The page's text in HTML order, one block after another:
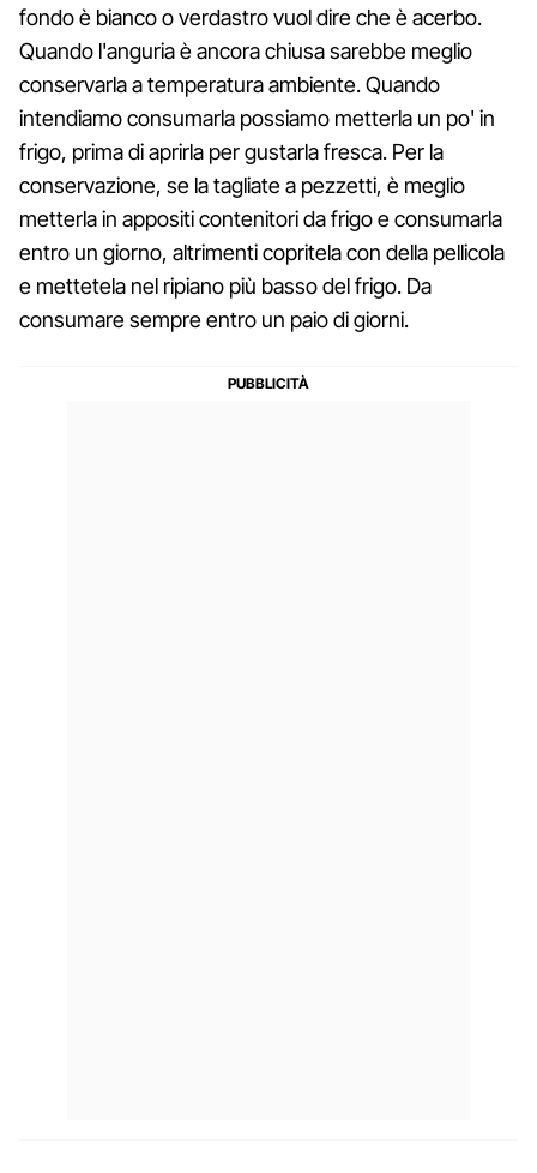
fondo è bianco o verdastro vuol dire che è acerbo.
Quando l'anguria è ancora chiusa sarebbe meglio
conservarla a temperatura ambiente. Quando
intendiamo consumarla possiamo metterla un po' in
frigo, prima di aprirla per gustarla fresca. Per la
conservazione, se la tagliate a pezzetti, è meglio
metterla in appositi contenitori da frigo e consumarla
entro un giorno, altrimenti copritela con della pellicola
e mettetela nel ripiano più basso del frigo. Da
consumare sempre entro un paio di giorni.